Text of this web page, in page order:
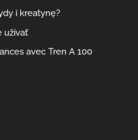
i kreatynę?
užívať
avec Tren A 100